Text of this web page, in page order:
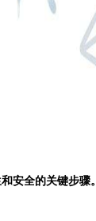
安全的关键步骤。